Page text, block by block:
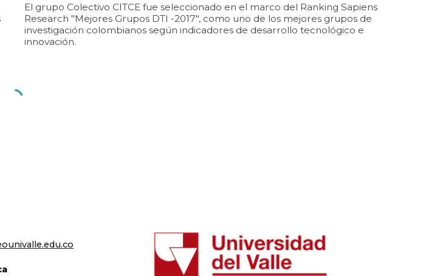
El grupo Colectivo CITCE fue seleccionado en el marco del Ranking Sapiens
Research "Mejores Grupos DTI -2017", como uno de los mejores grupos de
investigación colombianos según indicadores de desarrollo tecnológico e
innovación.